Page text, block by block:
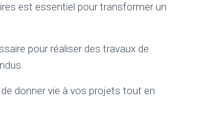
est essentiel pour transformer un
pour réaliser des travaux de
donner vie à vos projets tout en